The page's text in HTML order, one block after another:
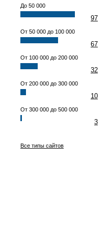
До 50 000
97
От 50 000 до 100 000
67
От 100 000 до 200 000
32
От 200 000 до 300 000
10
От 300 000 до 500 000
3
Все типы сайтов